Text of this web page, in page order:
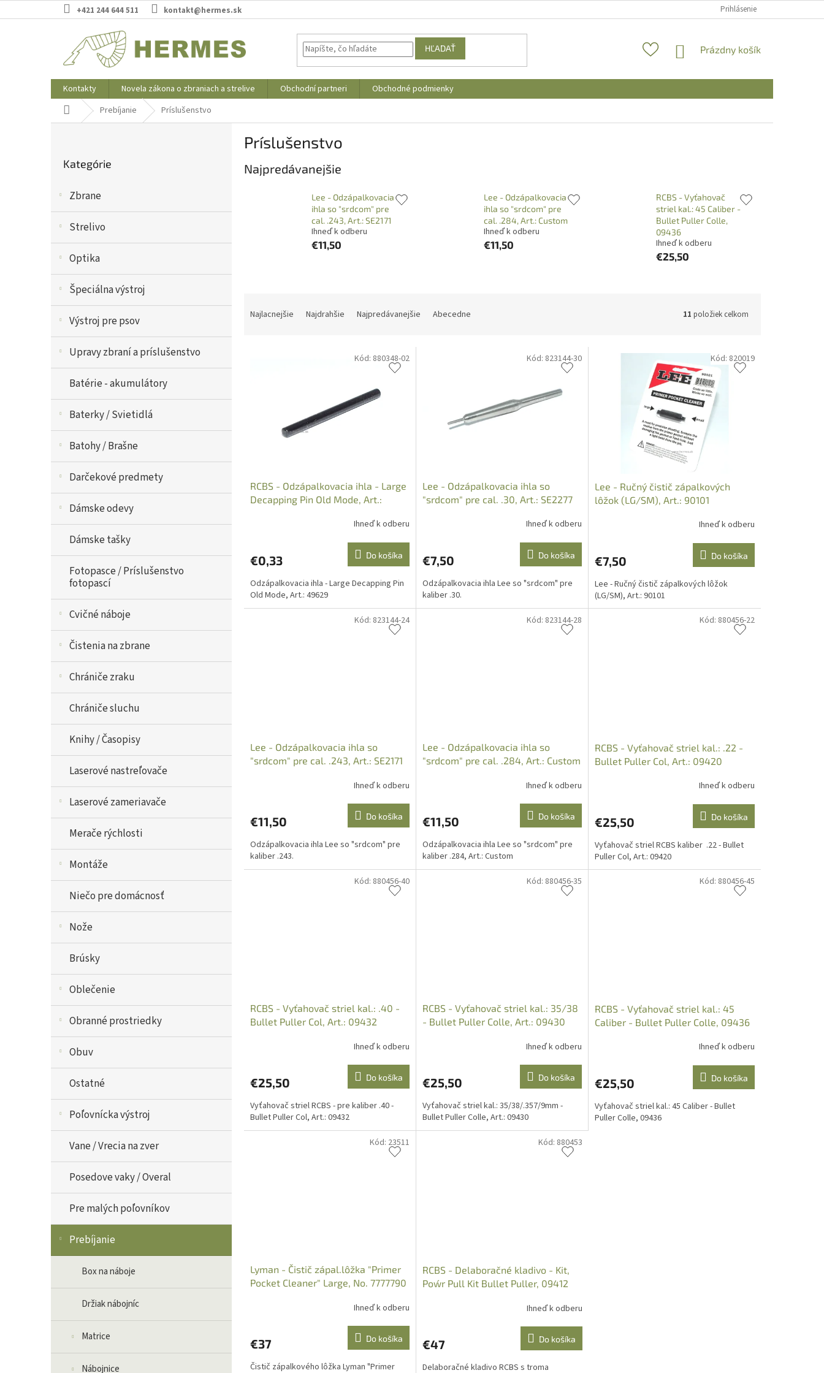
na
+421 244 644 511 kontakt@hermes.sk Prihlásenie
HĽADAŤ
NÁKUPNÝ
Prázdny košík
Kontakty Novela zákona o zbraniach a strelive Obchodní partneri
Obchodné podmienky
DomovPrebíjanie Príslušenstvo
a
kategórie
Kategórie
Zbrane
Strelivo
Optika
Špeciálna výstroj
Výstroj pre psov
Upravy zbraní a príslušenstvo
Batérie - akumulátory
Baterky / Svietidlá
Batohy / Brašne
Darčekové predmety
Dámske odevy
Dámske tašky
Fotopasce / Príslušenstvo
fotopascí
Cvičné náboje
Čistenia na zbrane
Chrániče zraku
Chrániče sluchu
Knihy / Časopisy
Laserové nastreľovače
Laserové zameriavače
Merače rýchlosti
Montáže
Niečo pre domácnosť
Nože
Brúsky
Oblečenie
Obranné prostriedky
Obuv
Ostatné
Poľovnícka výstroj
Vane / Vrecia na zver
Posedove vaky / Overal
Pre malých poľovníkov
Prebíjanie
Box na náboje
Držiak nábojníc
Matrice
Nábojnice
Príslušenstvo
Najpredávanejšie
Lee - Odzápalkovacia
ihla so "srdcom" pre
cal. .243, Art.: SE2171
Ihneď k odberu
€11,50
Lee - Odzápalkovacia
ihla so "srdcom" pre
cal. .284, Art.: Custom
Ihneď k odberu
€11,50
RCBS - Vyťahovač
striel kal.: 45 Caliber -
Bullet Puller Colle,
09436
Ihneď k odberu
€25,50
Najlacnejšie Najdrahšie Najpredávanejšie Abecedne 11 položiek celkom
p
RCBS - Odzápalkovacia ihla - Large
Decapping Pin Old Mode, Art.:
Ihneď k odberu
€0,33 Do košíka
Odzápalkovacia ihla - Large Decapping Pin
Old Mode, Art.: 49629
Kód: 880348-02
Lee - Odzápalkovacia ihla so
"srdcom" pre cal. .30, Art.: SE2277
Ihneď k odberu
€7,50 Do košíka
Odzápalkovacia ihla Lee so "srdcom" pre
kaliber .30.
Kód: 823144-30
Lee - Ručný čistič zápalkových
lôžok (LG/SM), Art.: 90101
Ihneď k odberu
€7,50 Do košíka
Lee - Ručný čistič zápalkových lôžok
(LG/SM), Art.: 90101
Kód: 820019
Lee - Odzápalkovacia ihla so
"srdcom" pre cal. .243, Art.: SE2171
Ihneď k odberu
€11,50 Do košíka
Odzápalkovacia ihla Lee so "srdcom" pre
kaliber .243.
Kód: 823144-24
Lee - Odzápalkovacia ihla so
"srdcom" pre cal. .284, Art.: Custom
Ihneď k odberu
€11,50 Do košíka
Odzápalkovacia ihla Lee so "srdcom" pre
kaliber .284, Art.: Custom
Kód: 823144-28
RCBS - Vyťahovač striel kal.: .22 -
Bullet Puller Col, Art.: 09420
Ihneď k odberu
€25,50 Do košíka
Vyťahovač striel RCBS kaliber .22 - Bullet
Puller Col, Art.: 09420
Kód: 880456-22
RCBS - Vyťahovač striel kal.: .40 -
Bullet Puller Col, Art.: 09432
Ihneď k odberu
€25,50 Do košíka
Vyťahovač striel RCBS - pre kaliber .40 -
Bullet Puller Col, Art.: 09432
Kód: 880456-40
RCBS - Vyťahovač striel kal.: 35/38
- Bullet Puller Colle, Art.: 09430
Ihneď k odberu
€25,50 Do košíka
Vyťahovač striel kal.: 35/38/.357/9mm -
Bullet Puller Colle, Art.: 09430
Kód: 880456-35
RCBS - Vyťahovač striel kal.: 45
Caliber - Bullet Puller Colle, 09436
Ihneď k odberu
€25,50 Do košíka
Vyťahovač striel kal.: 45 Caliber - Bullet
Puller Colle, 09436
Kód: 880456-45
Lyman - Čistič zápal.lôžka "Primer
Pocket Cleaner" Large, No. 7777790
Ihneď k odberu
€37 Do košíka
Čistič zápalkového lôžka Lyman "Primer
Kód: 23511
RCBS - Delaboračné kladivo - Kit,
Pow´r Pull Kit Bullet Puller, 09412
Ihneď k odberu
€47 Do košíka
Delaboračné kladivo RCBS s troma
Kód: 880453